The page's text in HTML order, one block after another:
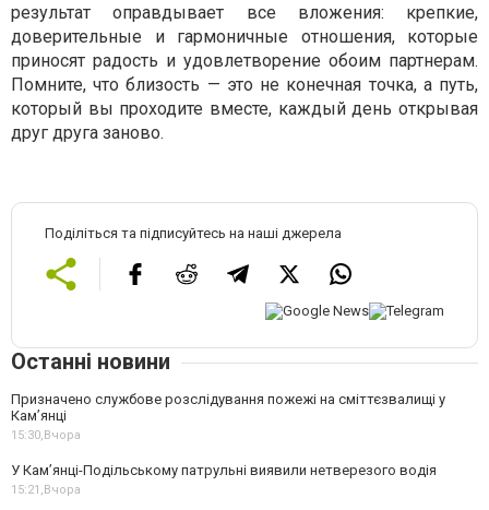
результат оправдывает все вложения: крепкие,
доверительные и гармоничные отношения, которые
приносят радость и удовлетворение обоим партнерам.
Помните, что близость — это не конечная точка, а путь,
который вы проходите вместе, каждый день открывая
друг друга заново.
Поділіться та підписуйтесь на наші джерела
Останні новини
Призначено службове розслідування пожежі на сміттєзвалищі у
Кам’янці
15:30, Вчора
У Кам’янці-Подільському патрульні виявили нетверезого водія
15:21, Вчора